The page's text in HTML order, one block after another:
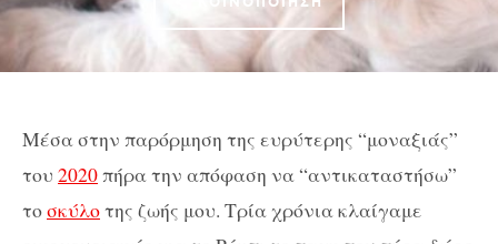
Μέσα στην παρόρμηση της ευρύτερης “μοναξιάς”
του 2020πήρα την απόφαση να “αντικαταστήσω”
τοσκύλοτης ζωής μου. Τρία χρόνια κλαίγαμε